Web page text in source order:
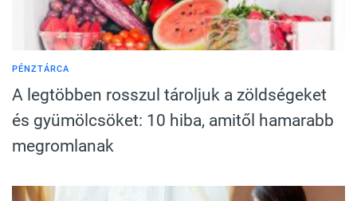
PÉNZTÁRCA
A legtöbben rosszul tároljuk a zöldségeket
és gyümölcsöket: 10 hiba, amitől hamarabb
megromlanak